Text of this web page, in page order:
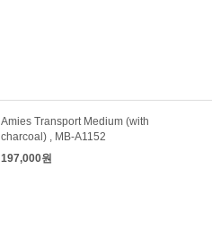
Amies Transport Medium (with
charcoal) , MB-A1152
197,000원